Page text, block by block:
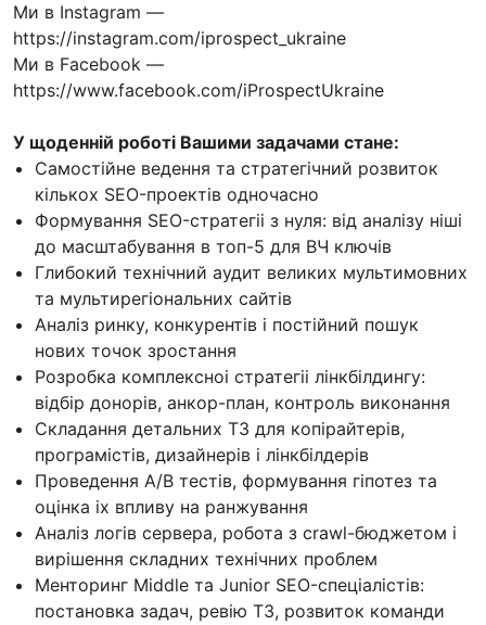
Ми в Instagram —
https://instagram.com/iprospect_ukraine
Ми в Facebook —
https://www.facebook.com/iProspectUkraine
У щоденній роботі Вашими задачами стане:
Самостiйне ведення та стратегiчний розвиток
кiлькох SEO-проектiв одночасно
Формування SEO-стратегii з нуля: вiд аналiзу нiшi
до масштабування в топ-5 для ВЧ ключiв
Глибокий технiчний аудит великих мультимовних
та мультирегiональних сайтiв
Аналiз ринку, конкурентiв i постiйний пошук
нових точок зростання
Розробка комплексноi стратегii лiнкбiлдингу:
вiдбiр донорiв, анкор-план, контроль виконання
Складання детальних ТЗ для копiрайтерiв,
програмiстiв, дизайнерiв i лiнкбiлдерiв
Проведення A/B тестiв, формування гiпотез та
оцiнка iх впливу на ранжування
Аналiз логiв сервера, робота з crawl-бюджетом i
вирiшення складних технiчних проблем
Менторинг Middle та Junior SEO-спецiалiстiв:
постановка задач, ревiю ТЗ, розвиток команди